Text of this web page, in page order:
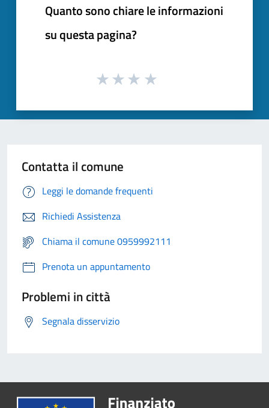
Quanto sono chiare le informazioni
su questa pagina?
Contatta il comune
Leggi le domande frequenti
Richiedi Assistenza
Chiama il comune 0959992111
Prenota un appuntamento
Problemi in città
Segnala disservizio